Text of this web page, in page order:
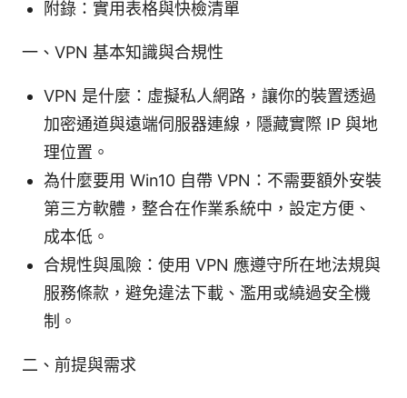
附錄：實用表格與快檢清單
一、VPN 基本知識與合規性
VPN 是什麼：虛擬私人網路，讓你的裝置透過
加密通道與遠端伺服器連線，隱藏實際 IP 與地
理位置。
為什麼要用 Win10 自帶 VPN：不需要額外安裝
第三方軟體，整合在作業系統中，設定方便、
成本低。
合規性與風險：使用 VPN 應遵守所在地法規與
服務條款，避免違法下載、濫用或繞過安全機
制。
二、前提與需求